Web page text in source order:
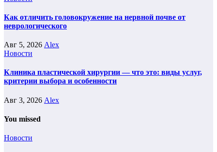
Как отличить головокружение на нервной почве от
неврологического
Авг 5, 2026 Alex
Новости
Клиника пластической хирургии — что это: виды услуг,
критерии выбора и особенности
Авг 3, 2026 Alex
You missed
Новости